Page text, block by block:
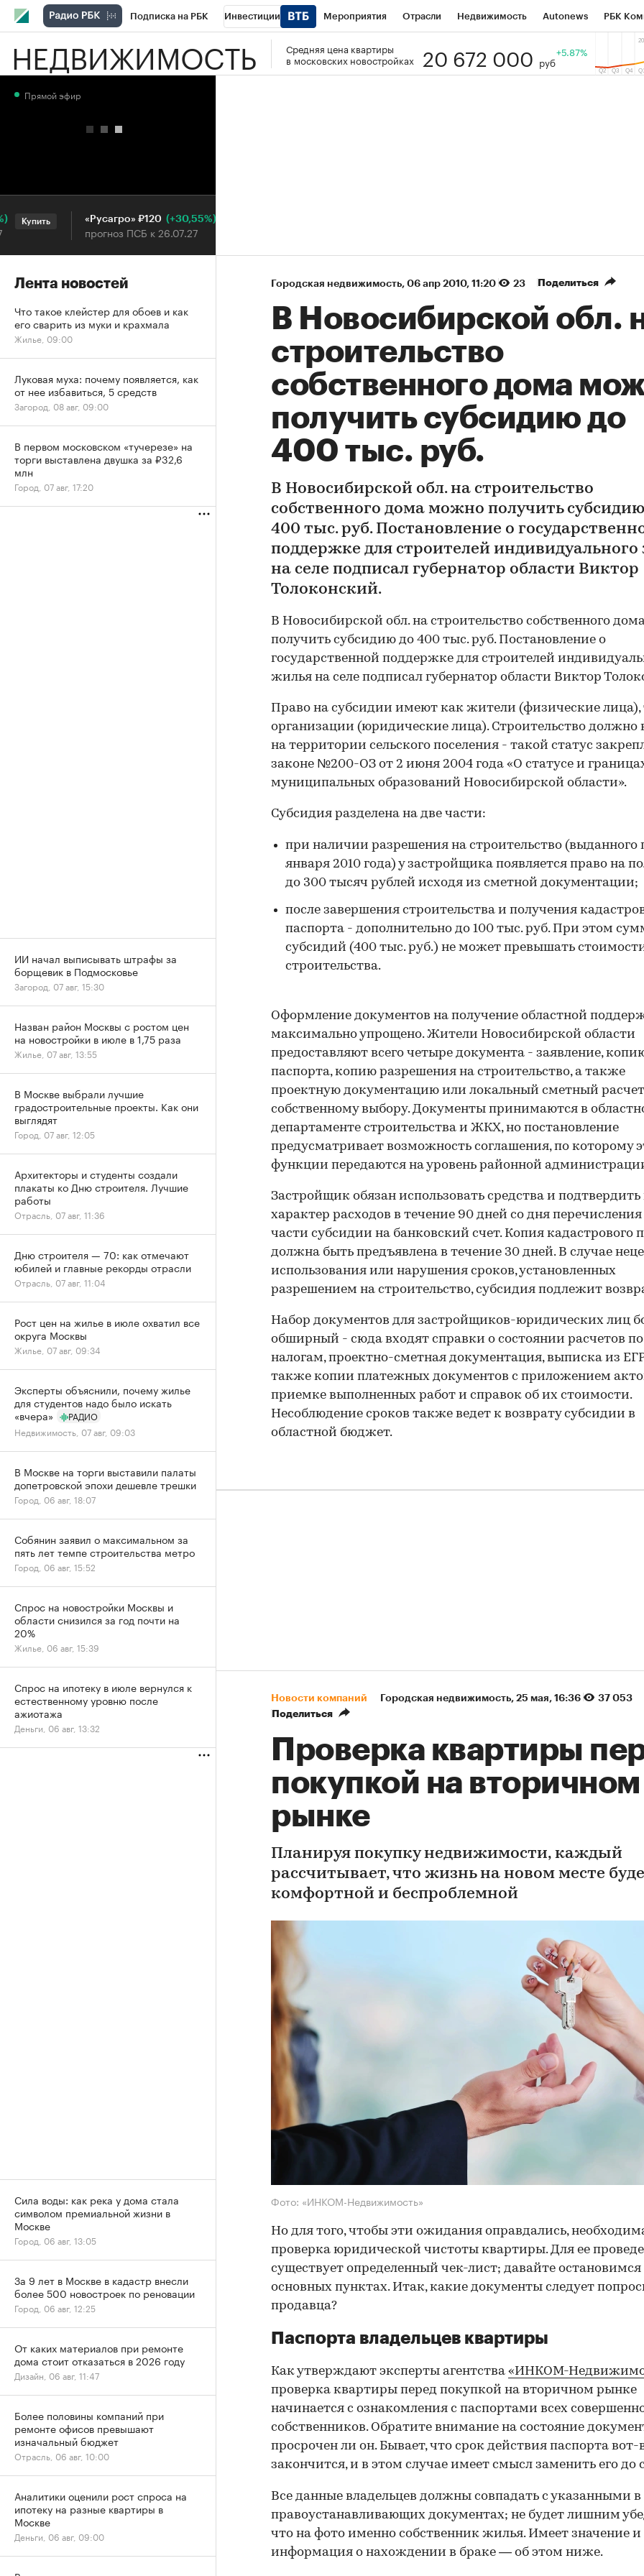
Подписка на РБК Инвестиции Мероприятия Отрасли Недвижимость Autonews РБК
РБК Вино Спорт Школа управления РБК РБК Образование Тренды
НЕДВИЖИМОСТЬ
Средняя цена квартиры
в московских новостройках
20 672 000 руб
+5.87%
Городская недвижимость⁠, 06 апр 2010, 11:20 23 Поделиться
В Новосибирской обл.
строительство
собственного дома
получить субсидию до
400 тыс. руб.
В Новосибирской обл. на строительство
собственного дома можно получить
400 тыс. руб. Постановление о
поддержке для строителей
на селе подписал губернатор области Виктор
Толоконский.
В Новосибирской обл. на строительство собственного
получить субсидию до 400 тыс. руб. Постановление о
государственной поддержке для строителей
жилья на селе подписал губернатор области Виктор
Право на субсидии имеют как жители (физические лица),
организации (юридические лица). Строительство должно
на территории сельского поселения - такой статус
законе №200-ОЗ от 2 июня 2004 года «О статусе и
муниципальных образований Новосибирской области».
Субсидия разделена на две части:
00:00 / 00:00
при наличии разрешения на строительство (выданного
января 2010 года) у застройщика появляется право на
до 300 тысяч рублей исходя из сметной документации;
после завершения строительства и получения
паспорта - дополнительно до 100 тыс. руб. При этом
субсидий (400 тыс. руб.) не может превышать
строительства.
Оформление документов на получение областной
максимально упрощено. Жители Новосибирской области
предоставляют всего четыре документа - заявление,
паспорта, копию разрешения на строительство, а также
проектную документацию или локальный сметный
собственному выбору. Документы принимаются в
департаменте строительства и ЖКХ, но постановление
предусматривает возможность соглашения, по которому
функции передаются на уровень районной
Застройщик обязан использовать средства и подтвердить
характер расходов в течение 90 дней со дня
части субсидии на банковский счет. Копия кадастрового
должна быть предъявлена в течение 30 дней. В случае
использования или нарушения сроков, установленных
разрешением на строительство, субсидия подлежит
Набор документов для застройщиков-юридических лиц
обширный - сюда входят справки о состоянии расчетов по
налогам, проектно-сметная документация, выписка из
также копии платежных документов с приложением
приемке выполненных работ и справок об их стоимости.
Несоблюдение сроков также ведет к возврату субсидии в
областной бюджет.
Новости компаний Городская недвижимость⁠, 25 мая, 16:36
37 053
Поделиться
Проверка квартиры
покупкой на вторичном
рынке
Планируя покупку недвижимости, каждый
рассчитывает, что жизнь на новом месте
комфортной и беспроблемной
Фото: «ИНКОМ-Недвижимость»
Но для того, чтобы эти ожидания оправдались,
проверка юридической чистоты квартиры. Для ее
существует определенный чек-лист; давайте остановимся
основных пунктах. Итак, какие документы следует
продавца?
Паспорта владельцев квартиры
Как утверждают эксперты агентства «ИНКОМ-
проверка квартиры перед покупкой на вторичном рынке
начинается с ознакомления с паспортами всех
собственников. Обратите внимание на состояние
просрочен ли он. Бывает, что срок действия паспорта вот-
закончится, и в этом случае имеет смысл заменить его до
Все данные владельцев должны совпадать с указанными в
правоустанавливающих документах; не будет лишним
что на фото именно собственник жилья. Имеет значение и
информация о нахождении в браке — об этом ниже.
Прямой эфир
Купить «Русагро» ₽120 (+30,55%)
прогноз ПСБ к 26.07.27
Купить
Лента новостей
Что такое клейстер для обоев и как
его сварить из муки и крахмала
Жилье, 09:00
Луковая муха: почему появляется, как
от нее избавиться, 5 средств
Загород, 08 авг, 09:00
В первом московском «тучерезе» на
торги выставлена двушка за ₽32,6
млн
Город, 07 авг, 17:20
ИИ начал выписывать штрафы за
борщевик в Подмосковье
Загород, 07 авг, 15:30
Назван район Москвы с ростом цен
на новостройки в июле в 1,75 раза
Жилье, 07 авг, 13:55
В Москве выбрали лучшие
градостроительные проекты. Как они
выглядят
Город, 07 авг, 12:05
Архитекторы и студенты создали
плакаты ко Дню строителя. Лучшие
работы
Отрасль, 07 авг, 11:36
Дню строителя — 70: как отмечают
юбилей и главные рекорды отрасли
Отрасль, 07 авг, 11:04
Рост цен на жилье в июле охватил все
округа Москвы
Жилье, 07 авг, 09:34
Эксперты объяснили, почему жилье
для студентов надо было искать
«вчера»
РАДИО
Недвижимость, 07 авг, 09:03
В Москве на торги выставили палаты
допетровской эпохи дешевле трешки
Город, 06 авг, 18:07
Собянин заявил о максимальном за
пять лет темпе строительства метро
Город, 06 авг, 15:52
Спрос на новостройки Москвы и
области снизился за год почти на
20%
Жилье, 06 авг, 15:39
Спрос на ипотеку в июле вернулся к
естественному уровню после
ажиотажа
Деньги, 06 авг, 13:32
Сила воды: как река у дома стала
символом премиальной жизни в
Москве
Город, 06 авг, 13:05
За 9 лет в Москве в кадастр внесли
более 500 новостроек по реновации
Город, 06 авг, 12:25
От каких материалов при ремонте
дома стоит отказаться в 2026 году
Дизайн, 06 авг, 11:47
Более половины компаний при
ремонте офисов превышают
изначальный бюджет
Отрасль, 06 авг, 10:00
Аналитики оценили рост спроса на
ипотеку на разные квартиры в
Москве
Деньги, 06 авг, 09:00